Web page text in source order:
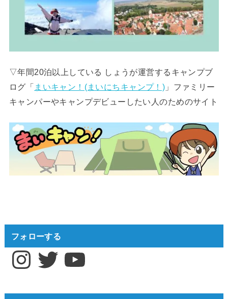
▽年間20泊以上している しょうが運営するキャンプブ
ログ「 まいキャン！(まいにちキャンプ！) 」ファミリー
キャンパーやキャンプデビューしたい人のためのサイト
フォローする
InstagramTwitter YouTube